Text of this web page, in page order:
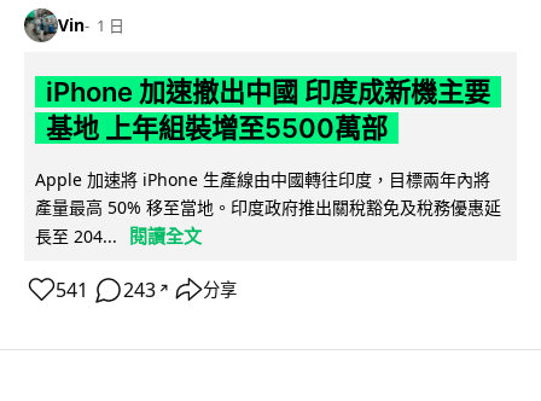
Vin 1 日
iPhone 加速撤出中國 印度成新機主要
基地 上年組裝增至5500萬部
Apple 加速將 iPhone 生產線由中國轉往印度，目標兩年內將
產量最高 50% 移至當地。印度政府推出關稅豁免及稅務優惠延
長至 204...
閱讀全文
541 243 ↗ 分享